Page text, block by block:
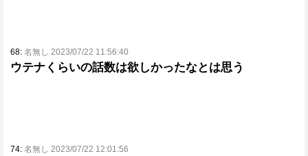
68: 名無し 2023/07/22 11:56:40
ウテナくらいの話数は欲しかったなとは思う
74: 名無し 2023/07/22 12:01:56